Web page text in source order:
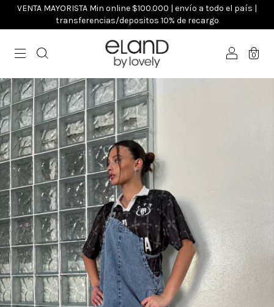
VENTA MAYORISTA Min online $100.000 | envío a todo el país |
transferencias/depositos 10% de recargo
0